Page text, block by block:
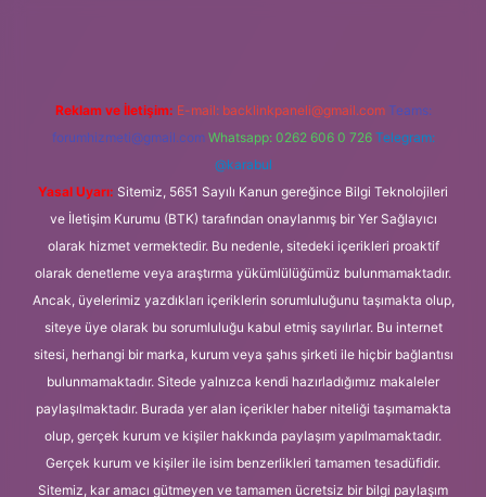
Reklam ve İletişim: E-mail: backlinkpaneli@gmail.com Teams:
forumhizmeti@gmail.com Whatsapp: 0262 606 0 726 Telegram:
@karabul
Yasal Uyarı: Sitemiz, 5651 Sayılı Kanun gereğince Bilgi Teknolojileri
ve İletişim Kurumu (BTK) tarafından onaylanmış bir Yer Sağlayıcı
olarak hizmet vermektedir. Bu nedenle, sitedeki içerikleri proaktif
olarak denetleme veya araştırma yükümlülüğümüz bulunmamaktadır.
Ancak, üyelerimiz yazdıkları içeriklerin sorumluluğunu taşımakta olup,
siteye üye olarak bu sorumluluğu kabul etmiş sayılırlar. Bu internet
sitesi, herhangi bir marka, kurum veya şahıs şirketi ile hiçbir bağlantısı
bulunmamaktadır. Sitede yalnızca kendi hazırladığımız makaleler
paylaşılmaktadır. Burada yer alan içerikler haber niteliği taşımamakta
olup, gerçek kurum ve kişiler hakkında paylaşım yapılmamaktadır.
Gerçek kurum ve kişiler ile isim benzerlikleri tamamen tesadüfidir.
Sitemiz, kar amacı gütmeyen ve tamamen ücretsiz bir bilgi paylaşım